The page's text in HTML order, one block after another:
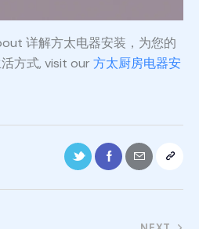
详解方太电器安装，为您的
方式, visit our方太厨房电器安